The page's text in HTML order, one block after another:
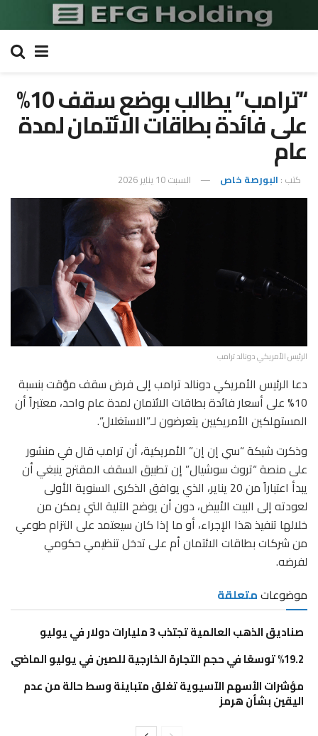
“ترامب” يطالب بوضع سقف 10%
على فائدة بطاقات الائتمان لمدة
عام
كتب : البورصة خاص السبت 10 يناير 2026
الرئيس الأمريكي دونالد ترامب
دعا الرئيس الأمريكي دونالد ترامب إلى فرض سقف مؤقت بنسبة
10% على أسعار فائدة بطاقات الائتمان لمدة عام واحد، معتبراً أن
المستهلكين الأمريكيين يتعرضون لـ”الاستغلال”.
وذكرت شبكة “سي إن إن” الأمريكية، أن ترامب قال في منشور
على منصة “تروث سوشيال” إن تطبيق السقف المقترح ينبغي أن
يبدأ اعتباراً من 20 يناير، الذي يوافق الذكرى السنوية الأولى
لعودته إلى البيت الأبيض، دون أن يوضح الآلية التي يمكن من
خلالها تنفيذ هذا الإجراء، أو ما إذا كان سيعتمد على التزام طوعي
من شركات بطاقات الائتمان أم على تدخل تنظيمي حكومي
لفرضه.
موضوعاتمتعلقة
صناديق الذهب العالمية تجتذب 3 مليارات دولار في يوليو
%19.2 توسعًا في حجم التجارة الخارجية للصين في يوليو الماضي
مؤشرات الأسهم الآسيوية تغلق متباينة وسط حالة من عدم
اليقين بشأن هرمز